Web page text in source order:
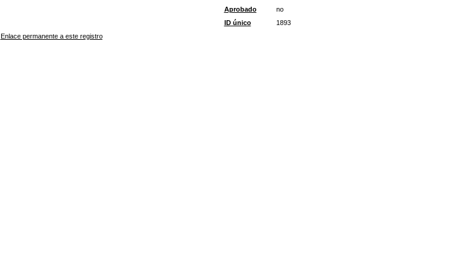
Aprobado
no
ID único
1893
Enlace permanente a este registro